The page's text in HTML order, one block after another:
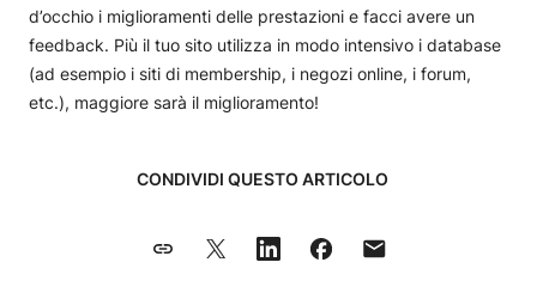
d’occhio i miglioramenti delle prestazioni e facci avere un
feedback. Più il tuo sito utilizza in modo intensivo i database
(ad esempio i siti di membership, i negozi online, i forum,
etc.), maggiore sarà il miglioramento!
CONDIVIDI QUESTO ARTICOLO